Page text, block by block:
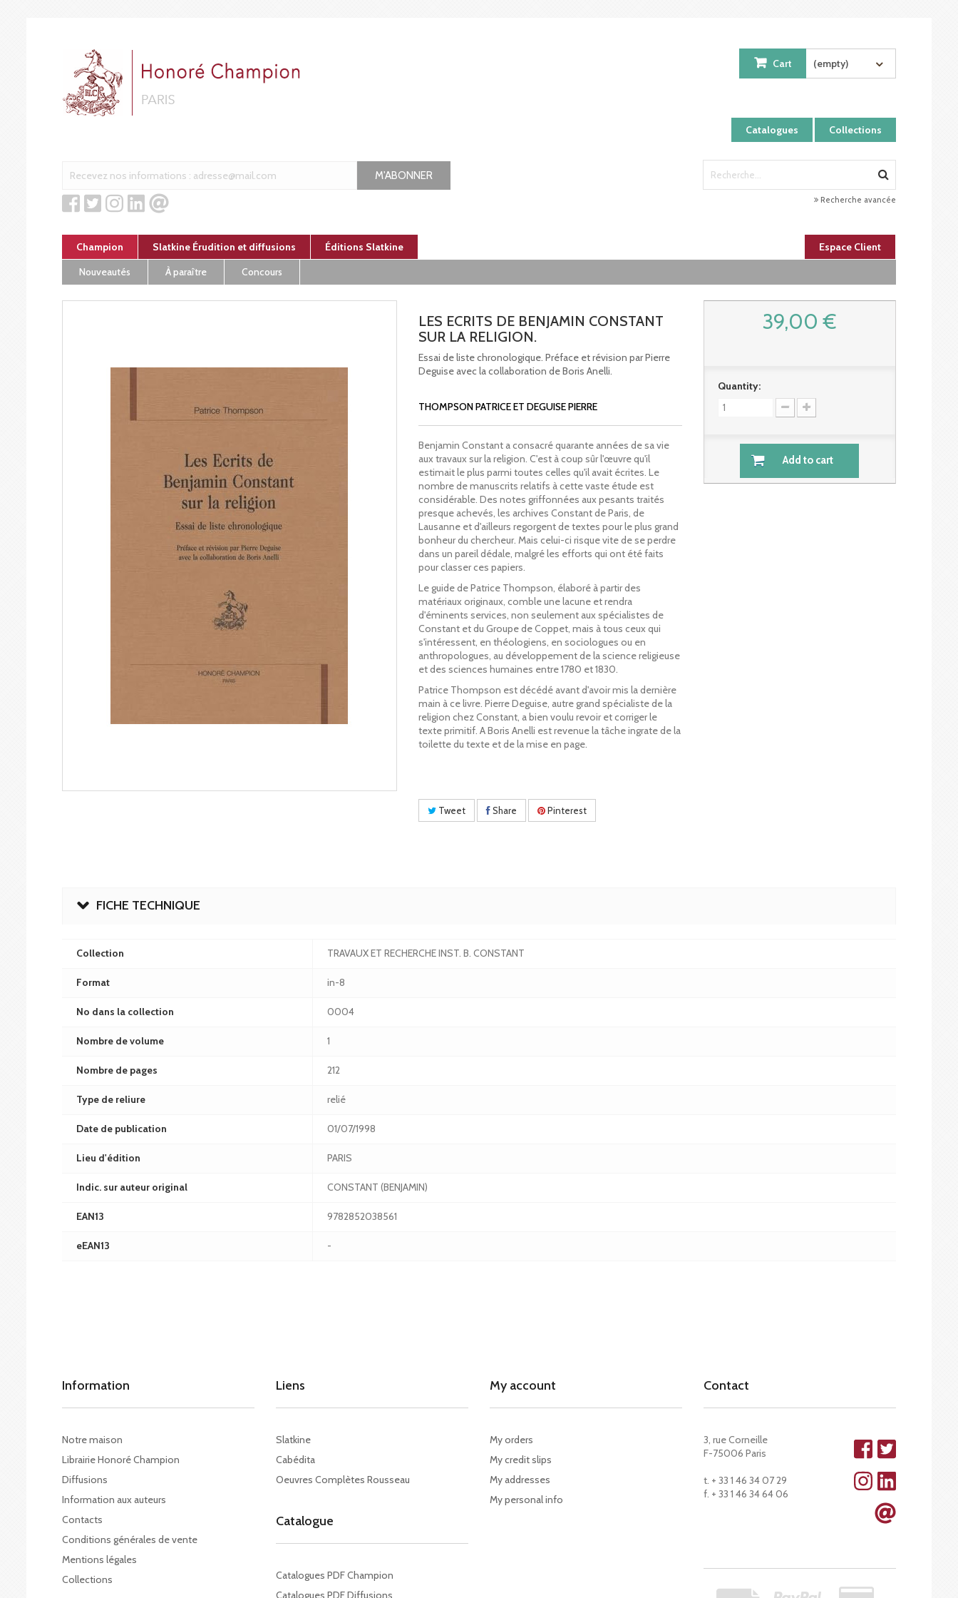
Catalogues Collections
Cart (empty)
M'ABONNER
Recherche avancée
Champion Slatkine Érudition et diffusions Éditions Slatkine
Espace Client
Nouveautés
À paraître Concours
LES ECRITS DE BENJAMIN CONSTANT
SUR LA RELIGION.
Essai de liste chronologique. Préface et révision par Pierre
Deguise avec la collaboration de Boris Anelli.
THOMPSON PATRICE ET DEGUISE PIERRE
Benjamin Constant a consacré quarante années de sa vie
aux travaux sur la religion. C'est à coup sûr l'œuvre qu'il
estimait le plus parmi toutes celles qu'il avait écrites. Le
nombre de manuscrits relatifs à cette vaste étude est
considérable. Des notes griffonnées aux pesants traités
presque achevés, les archives Constant de Paris, de
Lausanne et d'ailleurs regorgent de textes pour le plus grand
bonheur du chercheur. Mais celui-ci risque vite de se perdre
dans un pareil dédale, malgré les efforts qui ont été faits
pour classer ces papiers.
Le guide de Patrice Thompson, élaboré à partir des
matériaux originaux, comble une lacune et rendra
d'éminents services, non seulement aux spécialistes de
Constant et du Groupe de Coppet, mais à tous ceux qui
s'intéressent, en théologiens, en sociologues ou en
anthropologues, au développement de la science religieuse
et des sciences humaines entre 1780 et 1830.
Patrice Thompson est décédé avant d'avoir mis la dernière
main à ce livre. Pierre Deguise, autre grand spécialiste de la
religion chez Constant, a bien voulu revoir et corriger le
texte primitif. A Boris Anelli est revenue la tâche ingrate de la
toilette du texte et de la mise en page.
Tweet Share Pinterest
39,00 €
Quantity:
Add to cart
FICHE TECHNIQUE
Collection TRAVAUX ET RECHERCHE INST. B. CONSTANT
Format in-8
No dans la collection 0004
Nombre de volume 1
Nombre de pages 212
Type de reliure relié
Date de publication 01/07/1998
Lieu d'édition PARIS
Indic. sur auteur original CONSTANT (BENJAMIN)
EAN13 9782852038561
eEAN13 -
Information
Notre maison
Librairie Honoré Champion
Diffusions
Information aux auteurs
Contacts
Conditions générales de vente
Mentions légales
Collections
Liens
Slatkine
Cabédita
Oeuvres Complètes Rousseau
Catalogue
Catalogues PDF Champion
Catalogues PDF Diffusions
My account
My orders
My credit slips
My addresses
My personal info
Contact
3, rue Corneille
F-75006 Paris
t. + 33 1 46 34 07 29
f. + 33 1 46 34 64 06